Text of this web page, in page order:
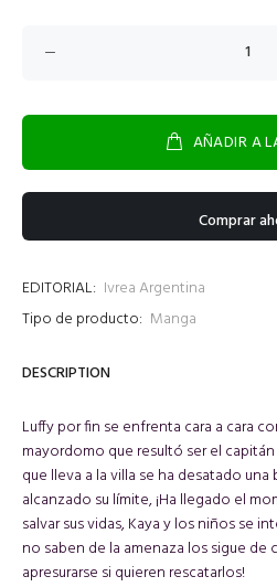
AÑADIR A
Comprar
EDITORIAL: Ivrea Argentina
Tipo de producto: Manga
DESCRIPTION
Luffy por fin se enfrenta cara a cara
mayordomo que resultó ser el
que lleva a la villa se ha desatado
alcanzado su límite, ¡Ha llegado el
salvar sus vidas, Kaya y los niños se
no saben de la amenaza los sigue de
apresurarse si quieren rescatarlos!